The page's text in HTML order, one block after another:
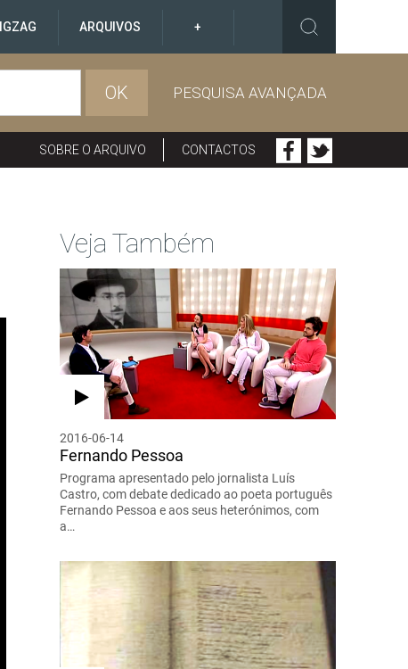
ARQUIVOS +
OK PESQUISA AVANÇADA
SOBRE O ARQUIVO CONTACTOS
Veja Também
2016-06-14
Fernando Pessoa
Programa apresentado pelo jornalista Luís
Castro, com debate dedicado ao poeta português
Fernando Pessoa e aos seus heterónimos, com
a…